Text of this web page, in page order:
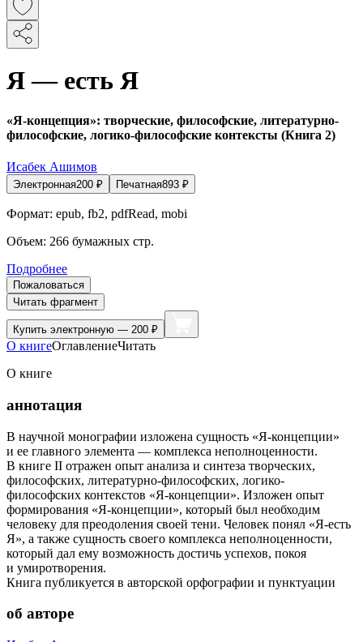
Я — есть Я
«Я-концепция»: творческие, философские, литературно-
философские, логико-философские контексты (Книга 2)
Исабек Ашимов
Электронная200 ₽ Печатная893 ₽
Формат: epub, fb2, pdfRead, mobi
Объем: 266 бумажных стр.
Подробнее
Пожаловаться
Читать фрагмент
Купить электронную — 200 ₽
О книгеОглавлениеЧитать
О книге
аннотация
В научной монографии изложена сущность «Я-концепции»
и ее главного элемента — комплекса неполноценности.
В книге II отражен опыт анализа и синтеза творческих,
философских, литературно-философских, логико-
философских контекстов «Я-концепции». Изложен опыт
формирования «Я-концепции», который был необходим
человеку для преодоления своей тени. Человек понял «Я-есть
Я», а также сущность своего комплекса неполноценности,
который дал ему возможность достичь успехов, покоя
и умиротворения.
Книга публикуется в авторской орфографии и пунктуации
об авторе